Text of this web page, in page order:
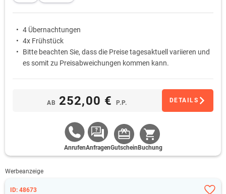
4 Übernachtungen
4x Frühstück
Bitte beachten Sie, dass die Preise tagesaktuell variieren und
es somit zu Preisabweichungen kommen kann.
AB 252,00 € P.P. DETAILS
AnrufenAnfragenGutschein Buchung
Werbeanzeige
ID: 48673